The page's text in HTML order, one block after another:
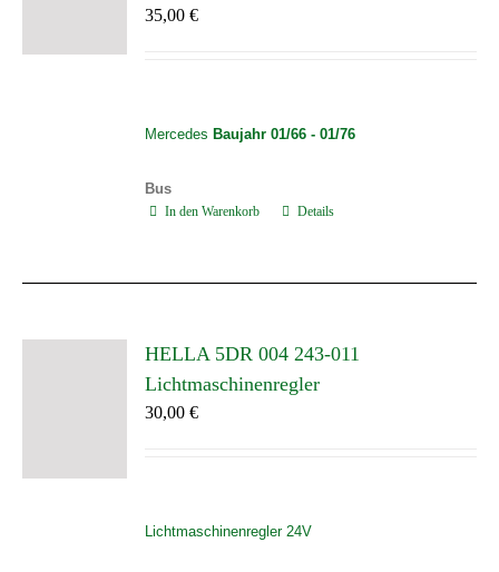
35,00€
Mercedes Baujahr 01/66 - 01/76
Bus
In den Warenkorb Details
HELLA 5DR 004 243-011
Lichtmaschinenregler
30,00€
Lichtmaschinenregler 24V